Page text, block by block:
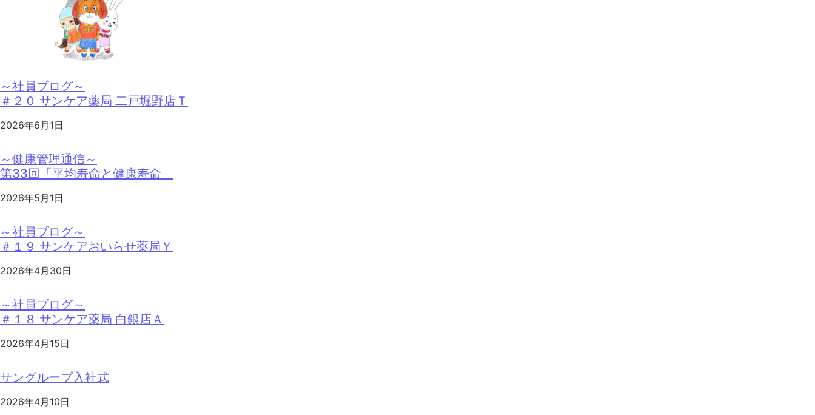
～社員ブログ～
＃２０ サンケア薬局 二戸堀野店Ｔ
2026年6月1日
～健康管理通信～
第33回「平均寿命と健康寿命」
2026年5月1日
～社員ブログ～
＃１９ サンケアおいらせ薬局Ｙ
2026年4月30日
～社員ブログ～
＃１８ サンケア薬局 白銀店Ａ
2026年4月15日
サングループ入社式
2026年4月10日